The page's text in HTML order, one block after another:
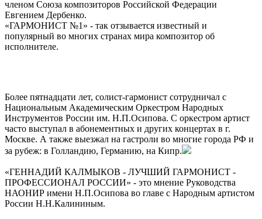
членом Союза композиторов Российской Федерации
Евгением Дербенко.
«ГАРМОНИСТ №1» - так отзывается известный и
популярный во многих странах мира композитор об
исполнителе.
Более пятнадцати лет, солист-гармонист сотрудничал с
Национальным Академическим Оркестром Народных
Инструментов России им. Н.П.Осипова. С оркестром артист
часто выступал в абонементных и других концертах в г.
Москве. А также выезжал на гастроли во многие города РФ и
за рубеж: в Голландию, Германию, на Кипр.
«ГЕННАДИЙ КАЛМЫКОВ - ЛУЧШИЙ ГАРМОНИСТ -
ПРОФЕССИОНАЛ РОССИИ» - это мнение Руководства
НАОНИР имени Н.П.Осипова во главе с Народным артистом
России Н.Н.Калининым.